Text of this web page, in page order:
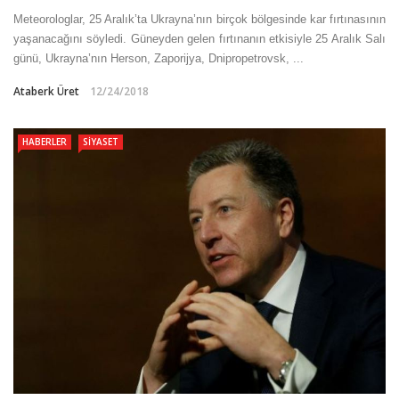
Meteorologlar, 25 Aralık’ta Ukrayna’nın birçok bölgesinde kar fırtınasının
yaşanacağını söyledi. Güneyden gelen fırtınanın etkisiyle 25 Aralık Salı
günü, Ukrayna’nın Herson, Zaporijya, Dnipropetrovsk, ...
Ataberk Üret 12/24/2018
HABERLER SIYASET